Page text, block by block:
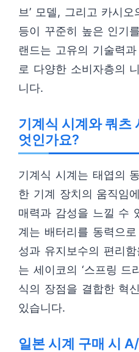
브’ 모델, 그리고 카시오
등이 꾸준히 높은 인기
랜드는 고유의 기술력
로 다양한 소비자층의
니다.
기계식 시계와 쿼츠
엇인가요?
기계식 시계는 태엽의
한 기계 장치의 움직임
매력과 감성을 느낄 수
계는 배터리를 동력으
성과 유지보수의 편리
는 세이코의 ‘스프링 드
식의 장점을 결합한 혁
있습니다.
일본 시계 구매 시